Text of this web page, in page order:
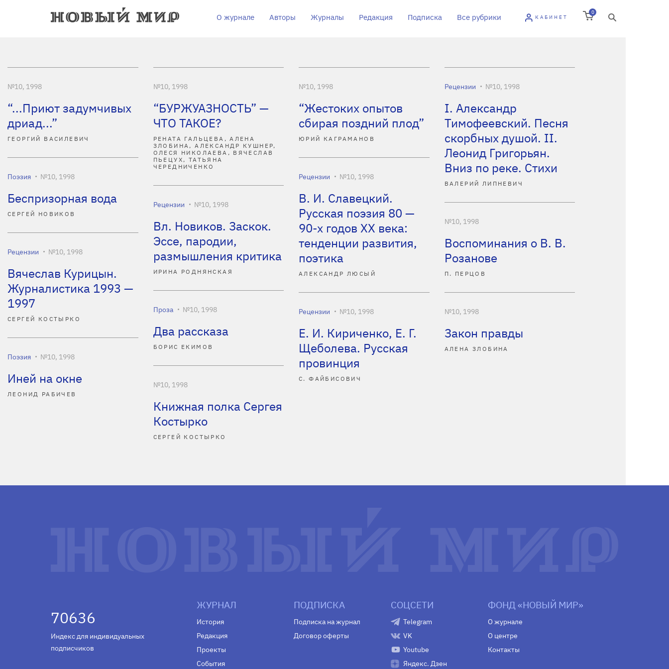
О журнале Авторы Журналы Редакция Подписка Все рубрики КАБИНЕТ
0
№10, 1998
“...Приют задумчивых
дриад...”
ГЕОРГИЙ ВАСИЛЕВИЧ
№10, 1998
“БУРЖУАЗНОСТЬ” —
ЧТО ТАКОЕ?
РЕНАТА ГАЛЬЦЕВА, АЛЕНА
ЗЛОБИНА, АЛЕКСАНДР КУШНЕР,
ОЛЕСЯ НИКОЛАЕВА, ВЯЧЕСЛАВ
ПЬЕЦУХ, ТАТЬЯНА
ЧЕРЕДНИЧЕНКО
№10, 1998
“Жестоких опытов
сбирая поздний плод”
ЮРИЙ КАГРАМАНОВ
Рецензии №10, 1998
I. Александр
Тимофеевский. Песня
скорбных душой. II.
Леонид Григорьян.
Вниз по реке. Стихи
ВАЛЕРИЙ ЛИПНЕВИЧ
Поэзия №10, 1998
Беспризорная вода
СЕРГЕЙ НОВИКОВ
Рецензии №10, 1998
В. И. Славецкий.
Русская поэзия 80 —
90-х годов XX века:
тенденции развития,
поэтика
АЛЕКСАНДР ЛЮСЫЙ
Рецензии №10, 1998
Вл. Новиков. Заскок.
Эссе, пародии,
размышления критика
ИРИНА РОДНЯНСКАЯ
№10, 1998
Воспоминания о В. В.
Розанове
П. ПЕРЦОВ
Рецензии №10, 1998
Вячеслав Курицын.
Журналистика 1993 —
1997
СЕРГЕЙ КОСТЫРКО
Проза №10, 1998
Два рассказа
БОРИС ЕКИМОВ
Рецензии №10, 1998
Е. И. Кириченко, Е. Г.
Щеболева. Русская
провинция
С. ФАЙБИСОВИЧ
№10, 1998
Закон правды
АЛЕНА ЗЛОБИНА
Поэзия №10, 1998
Иней на окне
ЛЕОНИД РАБИЧЕВ
№10, 1998
Книжная полка Сергея
Костырко
СЕРГЕЙ КОСТЫРКО
70636
Индекс для индивидуальных
подписчиков
ЖУРНАЛ
История
Редакция
Проекты
События
ПОДПИСКА
Подписка на журнал
Договор оферты
СОЦСЕТИ
Telegram
VK
Youtube
Яндекс. Дзен
ФОНД «НОВЫЙ МИР»
О журнале
О центре
Контакты